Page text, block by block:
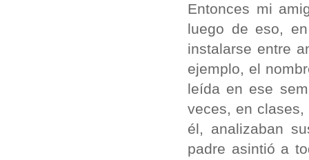
Entonces mi
luego de eso,
instalarse entre
ejemplo, el
leída en ese
veces, en
él, analizaban
padre asintió a